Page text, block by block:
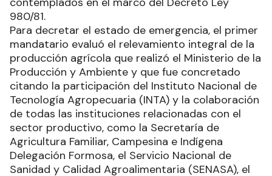
980/81.
Para decretar el estado de emergencia, el primer
mandatario evaluó el relevamiento integral de la
producción agrícola que realizó el Ministerio de la
Producción y Ambiente y que fue concretado
citando la participación del Instituto Nacional de
Tecnología Agropecuaria (INTA) y la colaboración
de todas las instituciones relacionadas con el
sector productivo, como la Secretaría de
Agricultura Familiar, Campesina e Indígena
Delegación Formosa, el Servicio Nacional de
Sanidad y Calidad Agroalimentaria (SENASA), el